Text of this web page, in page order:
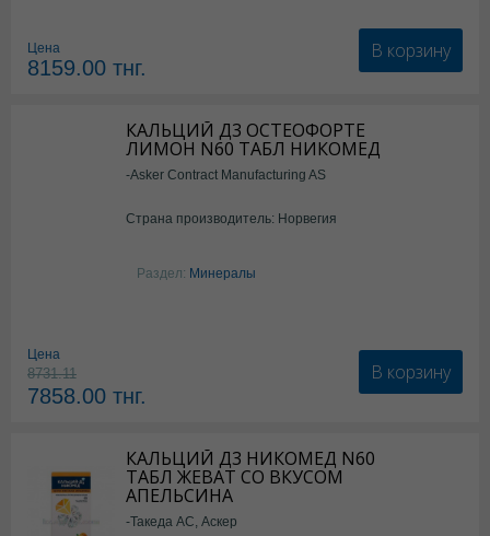
Цена
8159.00 тнг.
В корзину
КАЛЬЦИЙ Д3 ОСТЕОФОРТЕ
ЛИМОН N60 ТАБЛ НИКОМЕД
-Asker Contract Manufacturing AS
Страна производитель: Норвегия
Раздел: Минералы
Цена
8731.11
7858.00 тнг.
В корзину
КАЛЬЦИЙ Д3 НИКОМЕД N60
ТАБЛ ЖЕВАТ СО ВКУСОМ
АПЕЛЬСИНА
-Такеда АС, Аскер